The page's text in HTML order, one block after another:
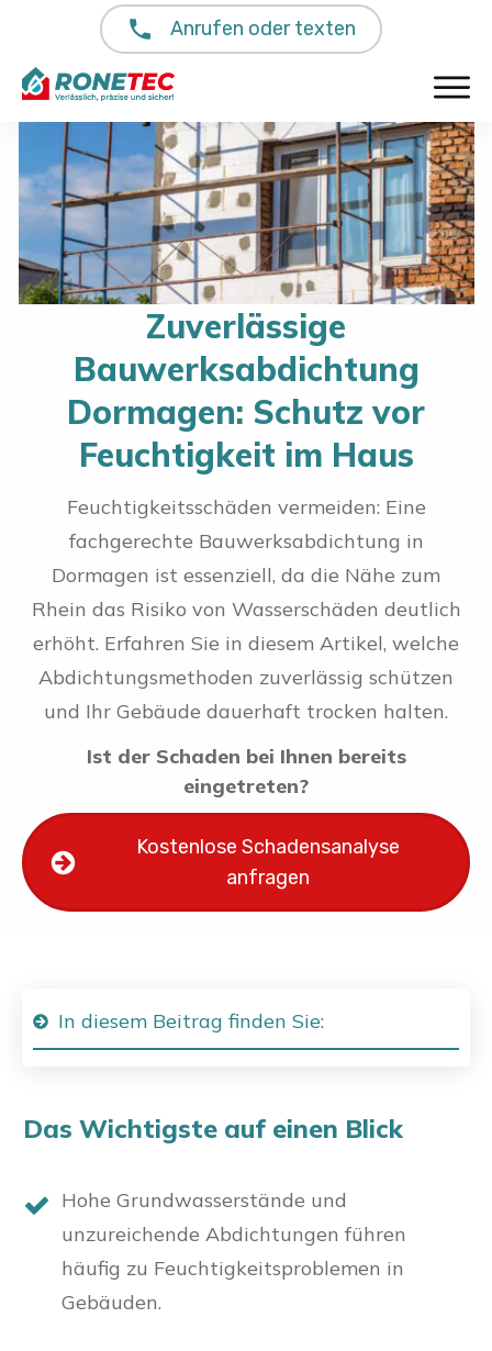
Anrufen oder texten
Zuverlässige
Bauwerksabdichtung
Dormagen: Schutz vor
Feuchtigkeit im Haus
Feuchtigkeitsschäden vermeiden: Eine
fachgerechte Bauwerksabdichtung in
Dormagen ist essenziell, da die Nähe zum
Rhein das Risiko von Wasserschäden deutlich
erhöht. Erfahren Sie in diesem Artikel, welche
Abdichtungsmethoden zuverlässig schützen
und Ihr Gebäude dauerhaft trocken halten.
Ist der Schaden bei Ihnen bereits
eingetreten?
Kostenlose Schadensanalyse
anfragen
In diesem Beitrag finden Sie:
Das Wichtigste auf einen Blick
Hohe Grundwasserstände und
unzureichende Abdichtungen führen
häufig zu Feuchtigkeitsproblemen in
Gebäuden.